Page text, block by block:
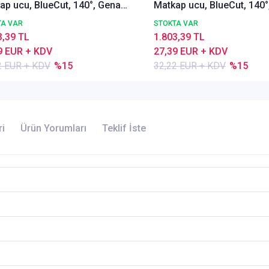
ucu, BlueCut, 140°, Genal
VAR
EUR + KDV %15
EUR + KDV
TL
Matkap ucu, BlueCut,
amaçlı
STOKTA VAR
32,22 EUR + KDV %15
27,39 EUR + KDV
1.803,39 TL
Ürün Yorumları Teklif İste